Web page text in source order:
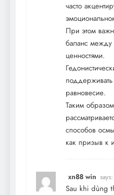
часто
При этом
баланс между
ценностями.
равновесие.
Таким
способов
как призыв к
xn88 win says:
Sau khi dùng